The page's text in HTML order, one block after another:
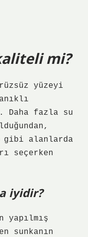
mi?
yüzeyi
fazla su
gibi alanlarda
seçerken
iyidir?
sunkanın